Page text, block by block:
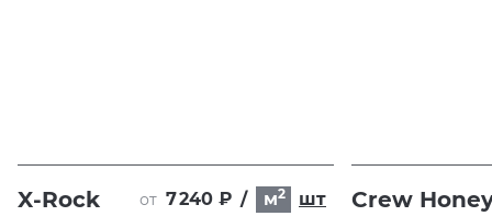
X-Rock от 7 240 ₽ / м2 шт Crew